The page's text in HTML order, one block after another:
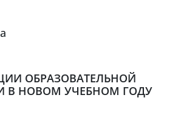
ОБРАЗОВАТЕЛЬНОЙ
В НОВОМ УЧЕБНОМ ГОДУ